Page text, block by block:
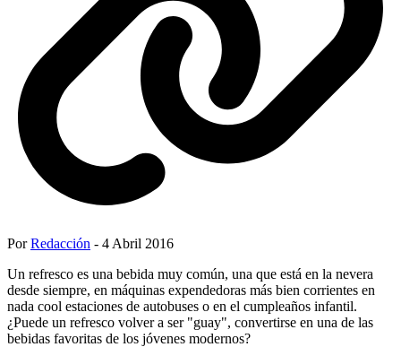
PorRedacción - 4 Abril 2016
Un refresco es una bebida muy común, una que está en la nevera
desde siempre, en máquinas expendedoras más bien corrientes en
nada cool estaciones de autobuses o en el cumpleaños infantil.
¿Puede un refresco volver a ser "guay", convertirse en una de las
bebidas favoritas de los jóvenes modernos?